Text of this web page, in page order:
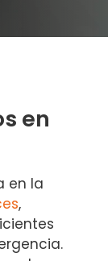
en
en la
,